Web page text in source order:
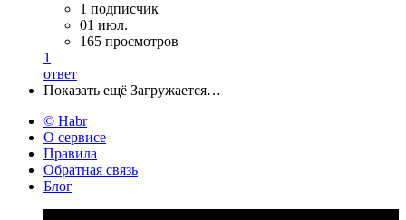
1 подписчик
01 июл.
165 просмотров
1
ответ
Показать ещё Загружается…
© Habr
О сервисе
Правила
Обратная связь
Блог